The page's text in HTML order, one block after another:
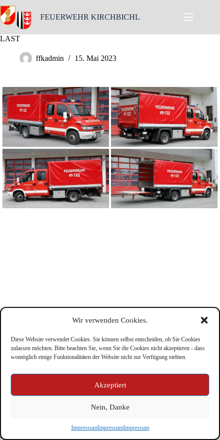
Wir verwenden Cookies.
Diese Website verwendet Cookies. Sie können selbst entscheiden, ob Sie Cookies
zulassen möchten. Bitte beachten Sie, wenn Sie die Cookies nicht akzeptieren - dass
womöglich einige Funktionalitäten der Website nicht zur Verfügung stehten.
Akzeptiert
Nein, Danke
ImpressumImpressumImpressum
Skip
to
content
FEUERWEHR KIRCHBICHL
LAST
ffkadmin 15. Mai 2023
Copyright © Feuerwehr Kirchbichl 2026 - WordPress Theme
by